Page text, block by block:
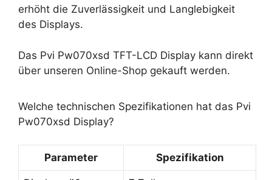
erhöht die Zuverlässigkeit und Langlebigkeit
des Displays.
Das Pvi Pw070xsd TFT-LCD Display kann direkt
über unseren Online-Shop gekauft werden.
Welche technischen Spezifikationen hat das Pvi
Pw070xsd Display?
Parameter Spezifikation